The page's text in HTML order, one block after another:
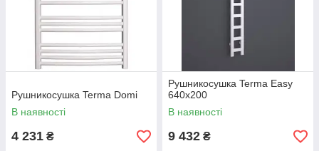
Рушникосушка Terma Domi
В наявності
4 231 ₴
Рушникосушка Terma Easy
640х200
В наявності
9 432 ₴